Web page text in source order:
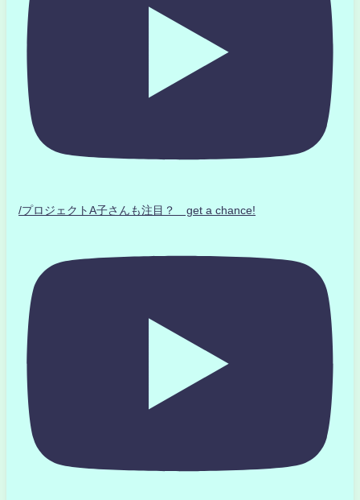
/プロジェクトA子さんも注目？ get a chance!